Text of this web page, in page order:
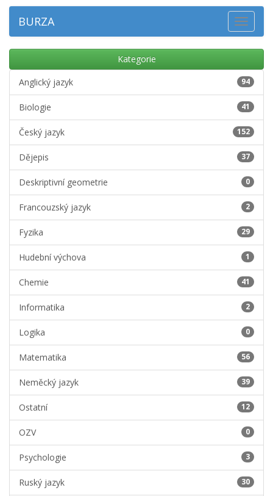
Toggle
BURZA
Kategorie
Anglický jazyk
94
Biologie 41
Český jazyk 152
Dějepis 37
Deskriptivní geometrie 0
Francouzský jazyk 2
Fyzika 29
Hudební výchova 1
Chemie 41
Informatika 2
Logika 0
Matematika 56
Neměcký jazyk 39
Ostatní 12
OZV 0
Psychologie 3
Ruský jazyk 30